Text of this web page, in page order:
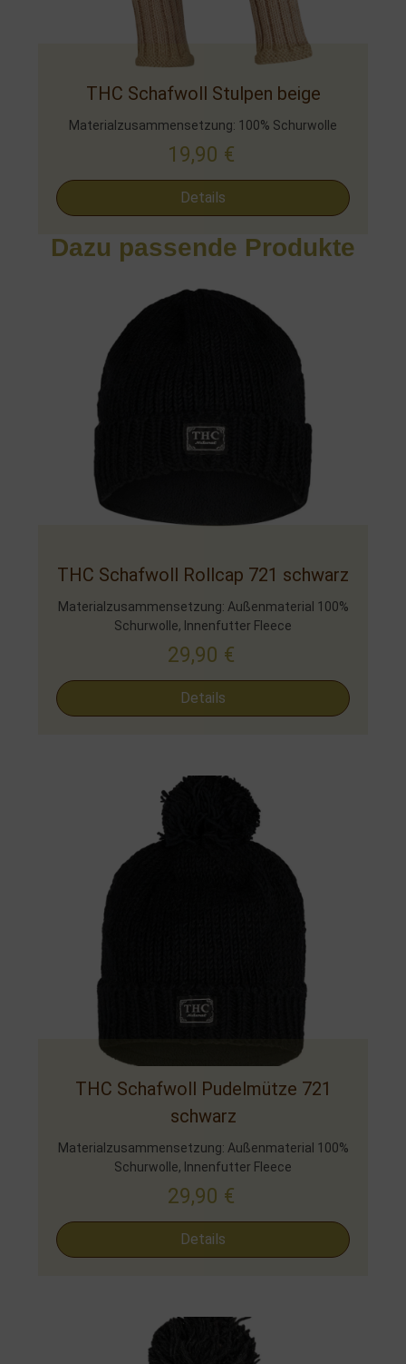
THC Schafwoll Stulpen beige
Materialzusammensetzung: 100% Schurwolle
19,90 €
Details
Dazu passende Produkte
THC Schafwoll Rollcap 721 schwarz
Materialzusammensetzung: Außenmaterial 100%
Schurwolle, Innenfutter Fleece
29,90 €
Details
THC Schafwoll Pudelmütze 721
schwarz
Materialzusammensetzung: Außenmaterial 100%
Schurwolle, Innenfutter Fleece
29,90 €
Details